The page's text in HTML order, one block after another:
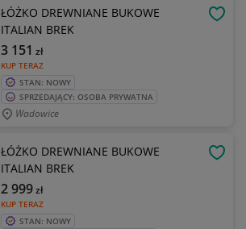
ŁÓŻKO DREWNIANE BUKOWE
ITALIAN BREK
KUP TERAZ
3 151 zł
STAN: NOWY
SPRZEDAJĄCY: OSOBA PRYWATNA
Wadowice
ŁÓŻKO DREWNIANE BUKOWE
ITALIAN BREK
KUP TERAZ
2 999zł
STAN: NOWY